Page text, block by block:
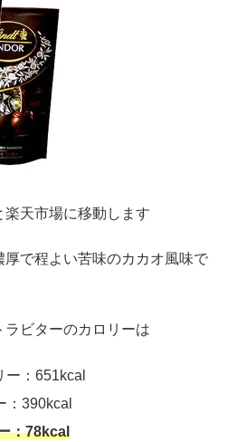
天市場に移動します
で程よい苦味のカカオ風味で
ラビターのカロリーは
ー：651kcal
：390kcal
：78kcal